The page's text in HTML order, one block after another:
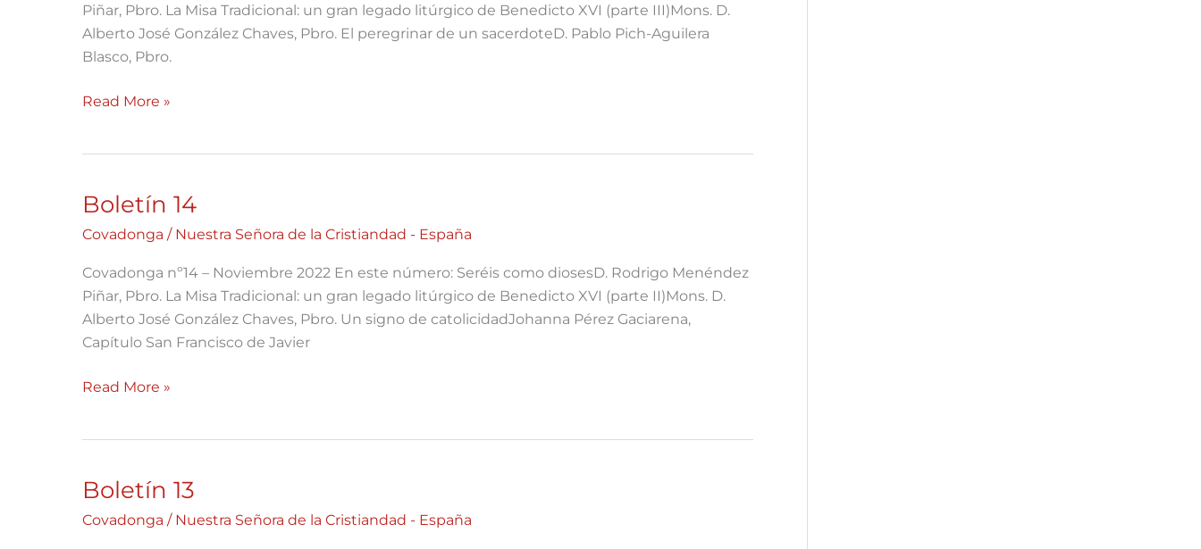
Piñar, Pbro. La Misa Tradicional: un gran legado litúrgico de Benedicto XVI (parte III)Mons. D.
Alberto José González Chaves, Pbro. El peregrinar de un sacerdoteD. Pablo Pich-Aguilera
Blasco, Pbro.
Read More »
Boletín 14
Covadonga / Nuestra Señora de la Cristiandad - España
Covadonga nº14 – Noviembre 2022 En este número: Seréis como diosesD. Rodrigo Menéndez
Piñar, Pbro. La Misa Tradicional: un gran legado litúrgico de Benedicto XVI (parte II)Mons. D.
Alberto José González Chaves, Pbro. Un signo de catolicidadJohanna Pérez Gaciarena,
Capítulo San Francisco de Javier
Boletín
Read More »
Boletín 13
Covadonga / Nuestra Señora de la Cristiandad - España
Boletín